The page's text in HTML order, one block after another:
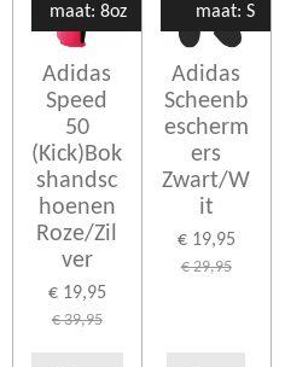
maat: 8oz
Adidas
Speed
50
(Kick)Bok
shandsc
hoenen
Roze/Zil
ver
€ 19,95
€ 39,95
maat: S
Adidas
Scheenb
escherm
ers
Zwart/W
it
€ 19,95
€ 29,95